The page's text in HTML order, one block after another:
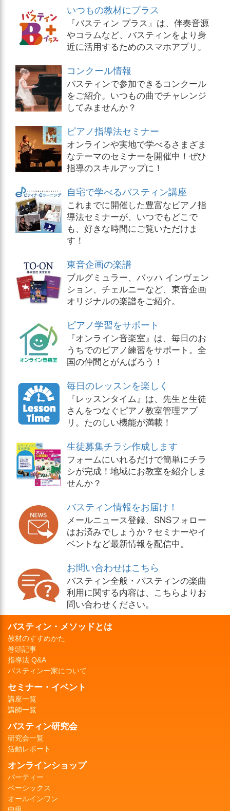
いつもの教材にプラス
『バスティン プラス』は、伴奏音源
やコラムなど、バスティンをより身
近に活用するためのスマホアプリ。
コンクール情報
バスティンで参加できるコンクール
をご紹介。いつもの曲でチャレンジ
してみませんか？
ピアノ指導法セミナー
オンラインや実地で学べるさまざま
なテーマのセミナーを開催中！ぜひ
指導のスキルアップに！
自宅で学べるバスティン講座
これまでに開催した豊富なピアノ指
導法セミナーが、いつでもどこで
も、好きな時間にご覧いただけま
す！
東音企画の楽譜
ブルグミュラー、バッハ インヴェン
ション、チェルニーなど、東音企画
オリジナルの楽譜をご紹介。
ピアノ学習をサポート
『オンライン音楽室』は、毎日のお
うちでのピアノ練習をサポート。全
国の仲間とがんばろう！
毎日のレッスンを楽しく
『レッスンタイム』は、先生と生徒
さんをつなぐピアノ教室管理アプ
リ。たのしい機能が満載！
生徒募集チラシ作成します
フォームにいれるだけで簡単にチラ
シが完成！地域にお教室を紹介しま
せんか？
バスティン情報をお届け！
メールニュース登録、SNSフォロー
はお済みでしょうか？セミナーやイ
ベントなど最新情報を配信中。
お問い合わせはこちら
バスティン全般・バスティンの楽曲
利用に関する内容は、こちらよりお
問い合わせください。
バスティン・メソッドとは
教材のすすめかた
巻頭記事
指導法 Q&A
バスティン一家について
セミナー・イベント
講座一覧
講師一覧
バスティン研究会
研究会一覧
活動レポート
オンラインショップ
パーティー
ベーシックス
オールインワン
中級